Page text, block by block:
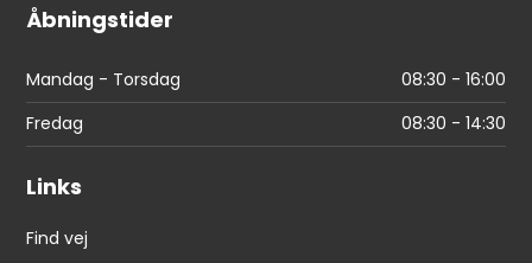
Åbningstider
Mandag - Torsdag
08:30 - 16:00
Fredag
08:30 - 14:30
Links
Find vej